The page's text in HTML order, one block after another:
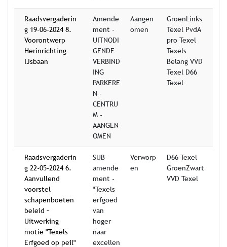
Raadsvergaderin
g 19-06-2024 8.
Voorontwerp
Herinrichting
IJsbaan
Amende
ment -
UITNODI
GENDE
VERBIND
ING
PARKERE
N -
CENTRU
M -
AANGEN
OMEN
Aangen
omen
GroenLinks
Texel PvdA
pro Texel
Texels
Belang VVD
Texel D66
Texel
Raadsvergaderin
g 22-05-2024 6.
Aanvullend
voorstel
schapenboeten
beleid –
Uitwerking
motie "Texels
Erfgoed op peil"
SUB-
amende
ment -
"Texels
erfgoed
van
hoger
naar
excellen
Verworp
en
D66 Texel
GroenZwart
VVD Texel